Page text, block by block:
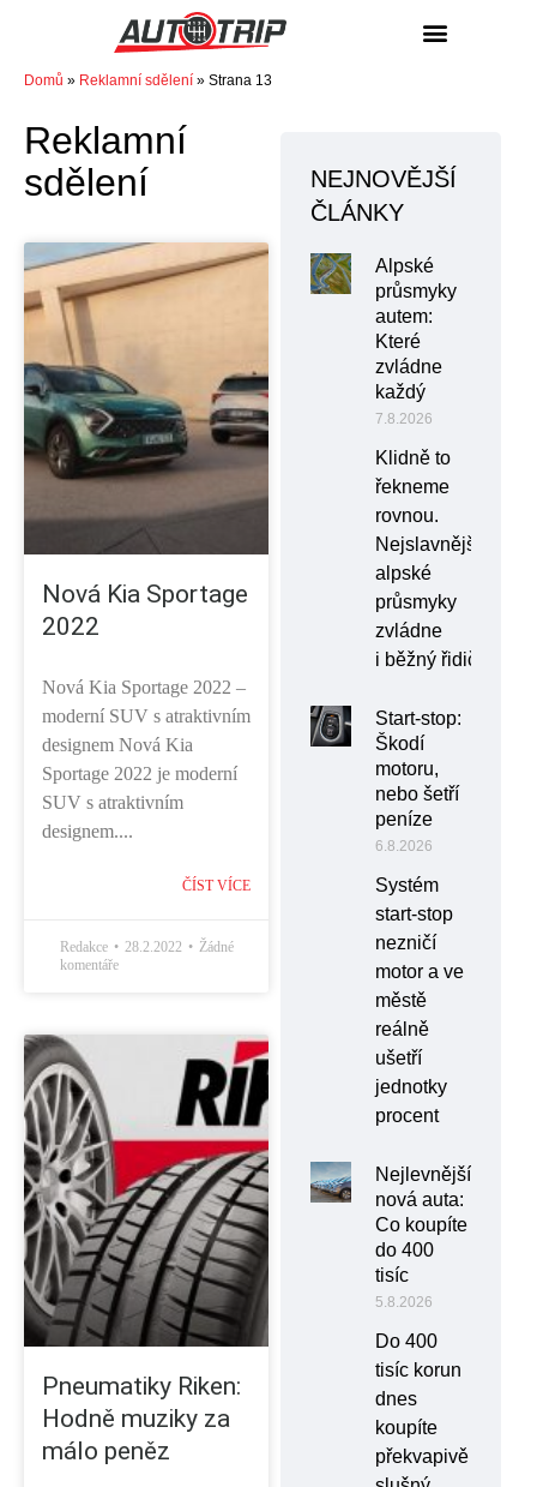
Domů » Reklamní sdělení » Strana 13
Reklamní
sdělení
Nová Kia Sportage
2022
Nová Kia Sportage 2022 –
moderní SUV s atraktivním
designem Nová Kia
Sportage 2022 je moderní
SUV s atraktivním
designem....
ČÍST VÍCE
Redakce 28.2.2022
Žádné
komentáře
Pneumatiky Riken:
Hodně muziky za
málo peněz
NEJNOVĚJŠÍ
ČLÁNKY
Alpské
průsmyky
autem:
Které
zvládne
každý
7.8.2026
Klidně to
řekneme
rovnou.
Nejslavnější
alpské
průsmyky
zvládne
i běžný řidič
Start-stop:
Škodí
motoru,
nebo šetří
peníze
6.8.2026
Systém
start-stop
nezničí
motor a ve
městě
reálně
ušetří
jednotky
procent
Nejlevnější
nová auta:
Co koupíte
do 400
tisíc
5.8.2026
Do 400
tisíc korun
dnes
koupíte
překvapivě